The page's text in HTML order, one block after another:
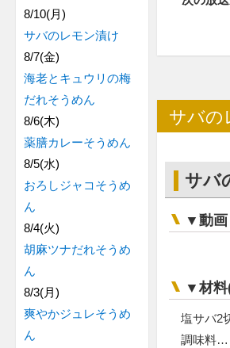
サバの
サバ
▼動画
▼材料
塩サバ2
調味料…
8/10(月)
サバのレモン漬け
8/7(金)
海老とキュウリの梅
だれそうめん
8/6(木)
薬膳カレーそうめん
8/5(水)
おろしジャコそうめ
ん
8/4(火)
胡麻ツナだれそうめ
ん
8/3(月)
爽やかジュレそうめ
ん